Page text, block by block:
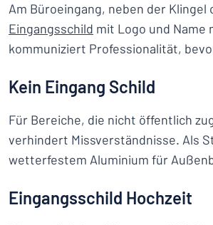
Am Büroeingang, neben der Klingel
Eingangsschild mit Logo und Name
kommuniziert Professionalität,
Kein Eingang Schild
Für Bereiche, die nicht öffentlich
verhindert Missverständnisse. Als
wetterfestem Aluminium für
Eingangsschild Hochzeit